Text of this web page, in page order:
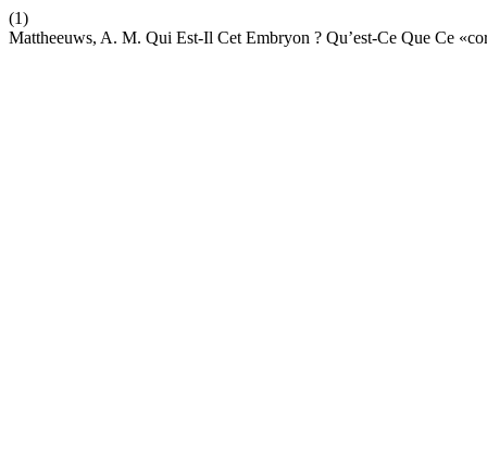
(1)
Mattheeuws, A. M. Qui Est-Il Cet Embryon ? Qu’est-Ce Que Ce